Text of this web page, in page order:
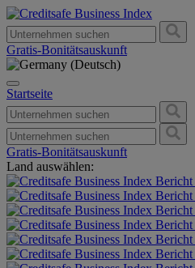
Gratis-Bonitätsauskunft
Startseite
Gratis-Bonitätsauskunft
Land auswählen: